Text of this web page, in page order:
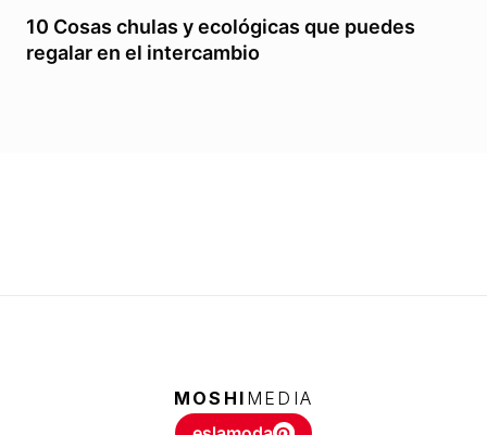
10 Cosas chulas y ecológicas que puedes
regalar en el intercambio
MOSHI MEDIA